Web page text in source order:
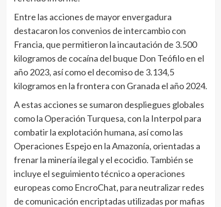
Entre las acciones de mayor envergadura
destacaron los convenios de intercambio con
Francia, que permitieron la incautación de 3.500
kilogramos de cocaína del buque Don Teófilo en el
año 2023, así como el decomiso de 3.134,5
kilogramos en la frontera con Granada el año 2024.
A estas acciones se sumaron despliegues globales
como la Operación Turquesa, con la Interpol para
combatir la explotación humana, así como las
Operaciones Espejo en la Amazonía, orientadas a
frenar la minería ilegal y el ecocidio. También se
incluye el seguimiento técnico a operaciones
europeas como EncroChat, para neutralizar redes
de comunicación encriptadas utilizadas por mafias